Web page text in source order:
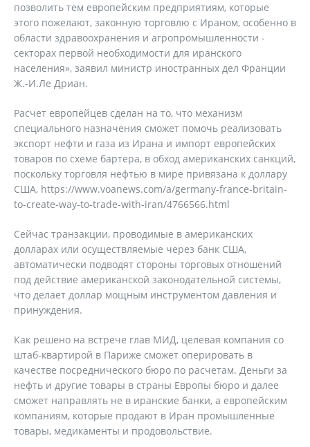
позволить тем европейским предприятиям, которые
этого пожелают, законную торговлю с Ираном, особенно в
области здравоохранения и агропромышленности -
секторах первой необходимости для иранского
населения», заявил министр иностранных дел Франции
Ж.-И.Ле Дриан.
Расчет европейцев сделан на то, что механизм
специального назначения сможет помочь реализовать
экспорт нефти и газа из Ирана и импорт европейских
товаров по схеме бартера, в обход американских санкций,
поскольку торговля нефтью в мире привязана к доллару
США, https://www.voanews.com/a/germany-france-britain-
to-create-way-to-trade-with-iran/4766566.html
Сейчас транзакции, проводимые в американских
долларах или осуществляемые через банк США,
автоматически подводят стороны торговых отношений
под действие американской законодательной системы,
что делает доллар мощным инструментом давления и
принуждения.
Как решено на встрече глав МИД, целевая компания со
штаб-квартирой в Париже сможет оперировать в
качестве посреднического бюро по расчетам. Деньги за
нефть и другие товары в страны Европы бюро и далее
сможет направлять не в иранские банки, а европейским
компаниям, которые продают в Иран промышленные
товары, медикаменты и продовольствие.